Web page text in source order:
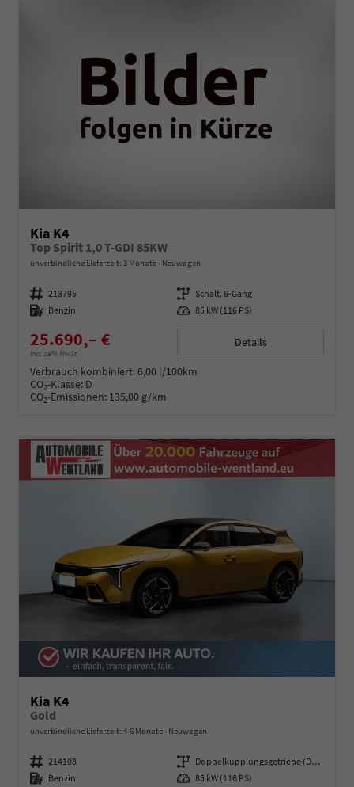
Kia K4
Top Spirit 1,0 T-GDI 85KW
unverbindliche Lieferzeit: 3 Monate Neuwagen
Fahrzeugnummer 213795 Getriebe Schalt. 6-Gang
Kraftstoff Benzin Leistung 85 kW (116 PS)
25.690,– €
incl. 19% MwSt.
Details
Verbrauch kombiniert:6,00 l/100km
CO2-Klasse: D
CO2-Emissionen: 135,00 g/km
Kia K4
Gold
unverbindliche Lieferzeit: 4-6 Monate Neuwagen
Fahrzeugnummer 214108 Getriebe
Doppelkupplungsgetriebe (DSG)
Kraftstoff Benzin Leistung 85 kW (116 PS)